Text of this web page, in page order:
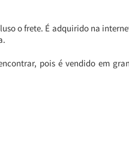
o frete. É adquirido na
pois é vendido em